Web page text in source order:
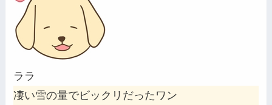
ララ
凄い雪の量でビックリだったワン